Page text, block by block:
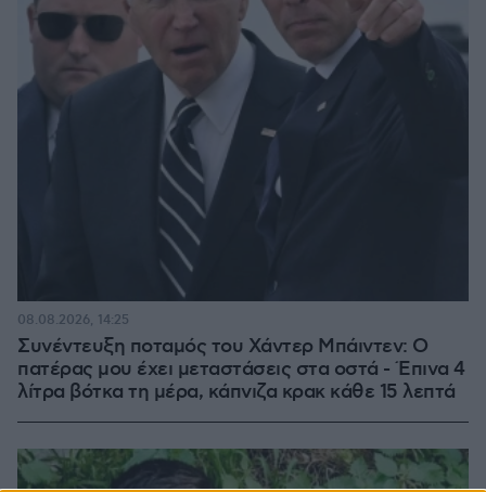
Συνέντευξη ποταμός του Χάντερ Μπάιντεν: Ο
πατέρας μου έχει μεταστάσεις στα οστά - Έπινα 4
λίτρα βότκα τη μέρα, κάπνιζα κρακ κάθε 15 λεπτά
08.08.2026, 14:25